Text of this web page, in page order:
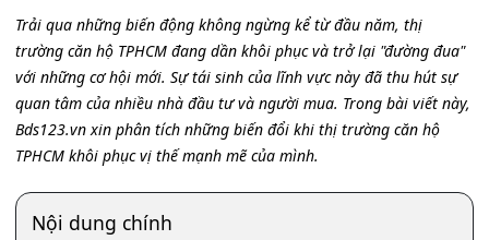
Trải qua những biến động không ngừng kể từ đầu năm, thị
trường căn hộ TPHCM đang dần khôi phục và trở lại "đường đua"
với những cơ hội mới. Sự tái sinh của lĩnh vực này đã thu hút sự
quan tâm của nhiều nhà đầu tư và người mua. Trong bài viết này,
Bds123.vn xin phân tích những biến đổi khi thị trường căn hộ
TPHCM khôi phục vị thế mạnh mẽ của mình.
Nội dung chính